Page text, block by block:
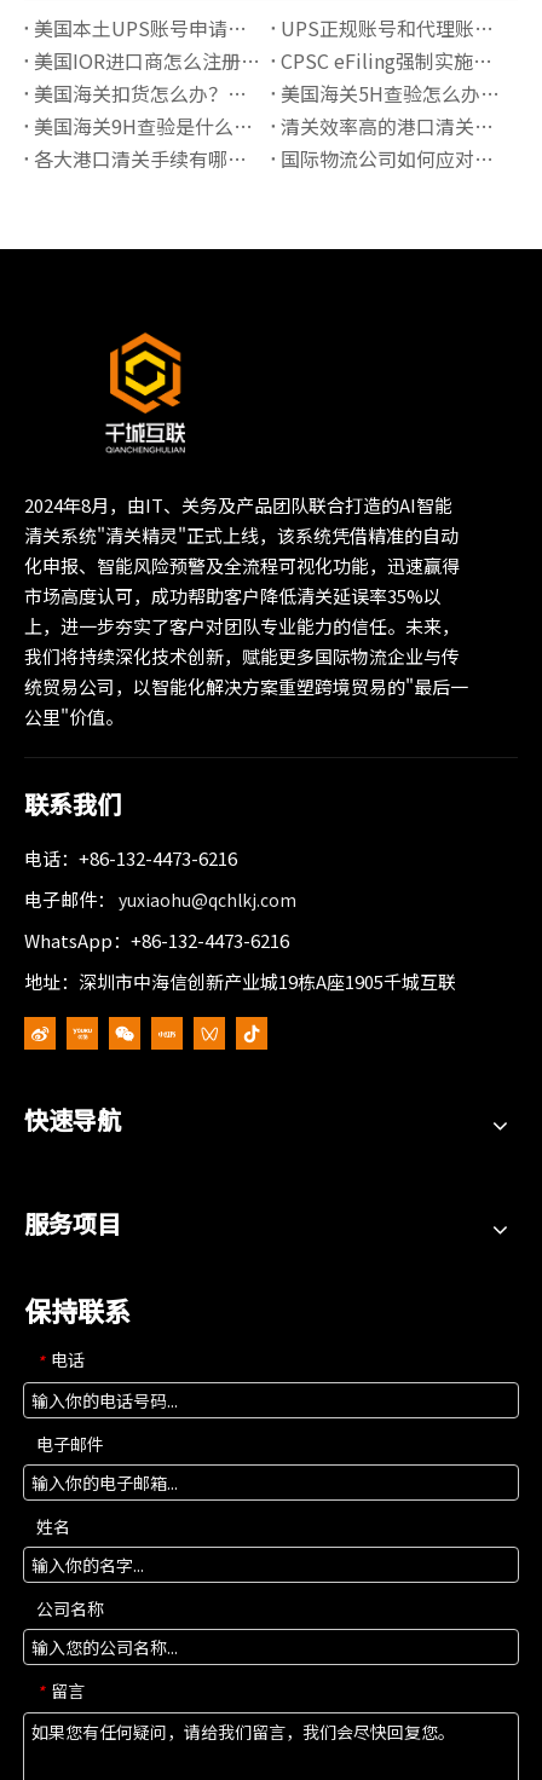
美国本土UPS账号申请指南：独立备案账号有哪些优势？
UPS正规账号和代理账号有什么区别？如何选择更稳定的UPS账号服务
美国IOR进口商怎么注册？2026最新要求解析
CPSC eFiling强制实施后如何完成电子申报？
美国海关扣货怎么办？常见原因与处理流程详解
美国海关5H查验怎么办？流程、原因与快速放行指南
美国海关9H查验是什么意思？锁货后如何快速处理
清关效率高的港口清关公司有哪些推荐？
各大港口清关手续有哪些必须准备的资料？
国际物流公司如何应对高全境清关查验率？
2024年8月，由IT、关务及产品团队联合打造的AI智能
清关系统"清关精灵"正式上线，该系统凭借精准的自动
化申报、智能风险预警及全流程可视化功能，迅速赢得
市场高度认可，成功帮助客户降低清关延误率35%以
上，进一步夯实了客户对团队专业能力的信任。未来，
我们将持续深化技术创新，赋能更多国际物流企业与传
统贸易公司，以智能化解决方案重塑跨境贸易的"最后一
公里"价值。
联系我们
电话：+86-132-4473-6216
电子邮件： yuxiaohu@qchlkj.com
WhatsApp：+86-132-4473-6216
地址：深圳市中海信创新产业城19栋A座1905千城互联
快速导航
服务项目
保持联系
* 电话
电子邮件
姓名
公司名称
* 留言